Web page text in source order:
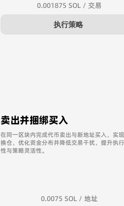
0.001875 SOL / 交易​
执行策略
卖出并捆绑买入
在同一区块内完成代币卖出与新地址买入，实
换仓，优化资金分布并降低交易干扰，提升执
性与策略灵活性。
0.0075 SOL / 地址